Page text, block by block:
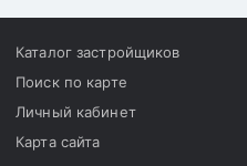
развитию финансового
рынка.
Каталог застройщиков
Поиск по карте
Личный кабинет
Карта сайта